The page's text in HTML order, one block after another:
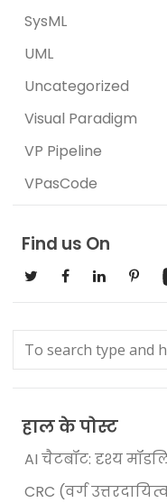
SysML
UML
Uncategorized
Visual Paradigm
VP Pipeline
VPasCode
Find us On
हाल के पोस्ट
AI चैटबॉट: दृश्य
CRC (वर्ग